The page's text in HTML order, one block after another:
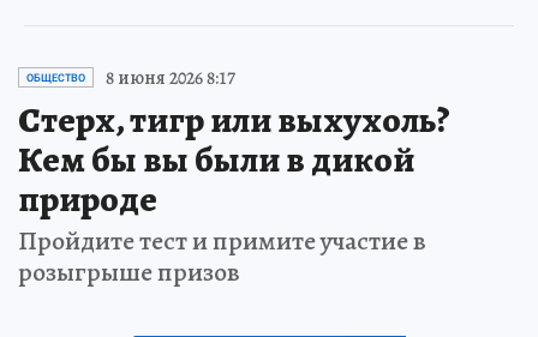
ОБЩЕСТВО 8 июня 2026 8:17
Стерх, тигр или выхухоль?
Кем бы вы были в дикой
природе
Пройдите тест и примите участие в
розыгрыше призов